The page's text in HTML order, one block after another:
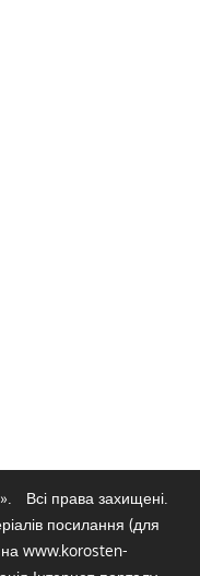
Всі права захищені.
посилання (для
на www.korosten-